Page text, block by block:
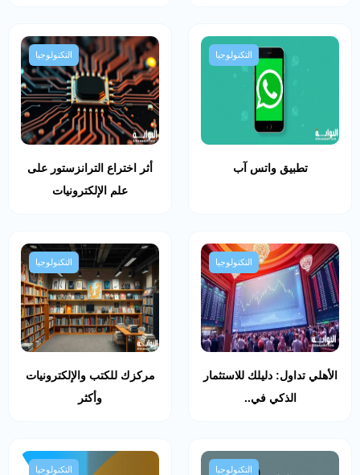
التكنولوجيا
تطبيق واتس آب
التكنولوجيا
أثر اختراع الترانزستور على
علم الإلكترونيات
التكنولوجيا
الأهلي تداول: دليلك للاستثمار
الذكي في..
التكنولوجيا
مركزك للكتب والإلكترونيات
وأكثر
التكنولوجيا التكنولوجيا